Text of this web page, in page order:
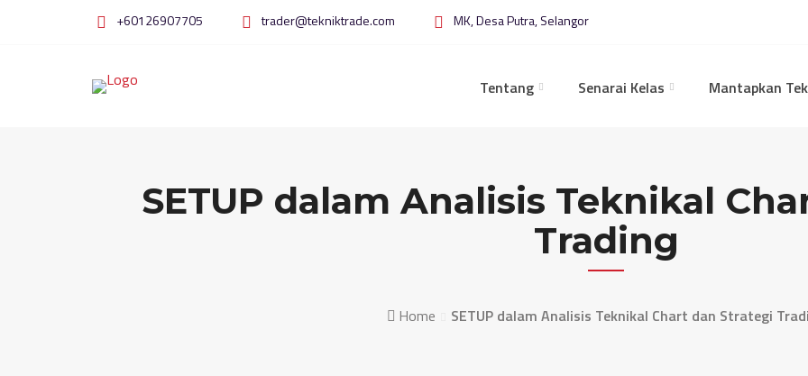
+60126907705 trader@tekniktrade.com MK, Desa Putra, Selangor
Tentang Senarai Kelas Mantapkan
SETUP dalam Analisis Teknikal
Trading
Home SETUP dalam Analisis Teknikal Chart dan Strategi